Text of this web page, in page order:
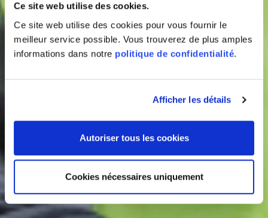
Ce site web utilise des cookies.
Ce site web utilise des cookies pour vous fournir le
meilleur service possible. Vous trouverez de plus amples
informations dans notre politique de confidentialité.
Afficher les détails
Autoriser tous les cookies
Cookies nécessaires uniquement